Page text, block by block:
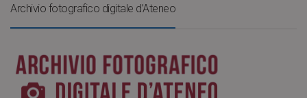
Archivio fotografico digitale d’Ateneo